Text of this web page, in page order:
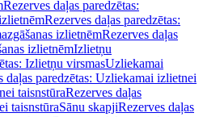
Rezerves daļas paredzētas:
Rezerves daļas paredzētas:
izlietnēmRezerves daļas
izlietnēmIzlietņu
Izlietņu virsmasUzliekamai
daļas paredzētas: Uzliekamai izlietnei
taisnstūraRezerves daļas
taisnstūraSānu skapjiRezerves daļas